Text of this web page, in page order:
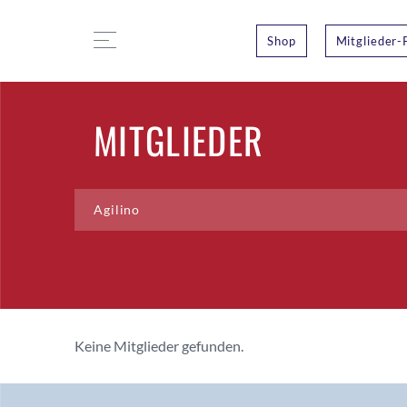
Shop Mitglieder-
MITGLIEDER
Keine Mitglieder gefunden.